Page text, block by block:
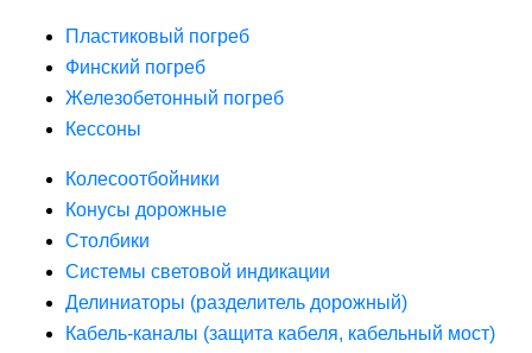
Пластиковый погреб
Финский погреб
Железобетонный погреб
Кессоны
Колесоотбойники
Конусы дорожные
Столбики
Системы световой индикации
Делиниаторы (разделитель дорожный)
Кабель-каналы (защита кабеля, кабельный мост)